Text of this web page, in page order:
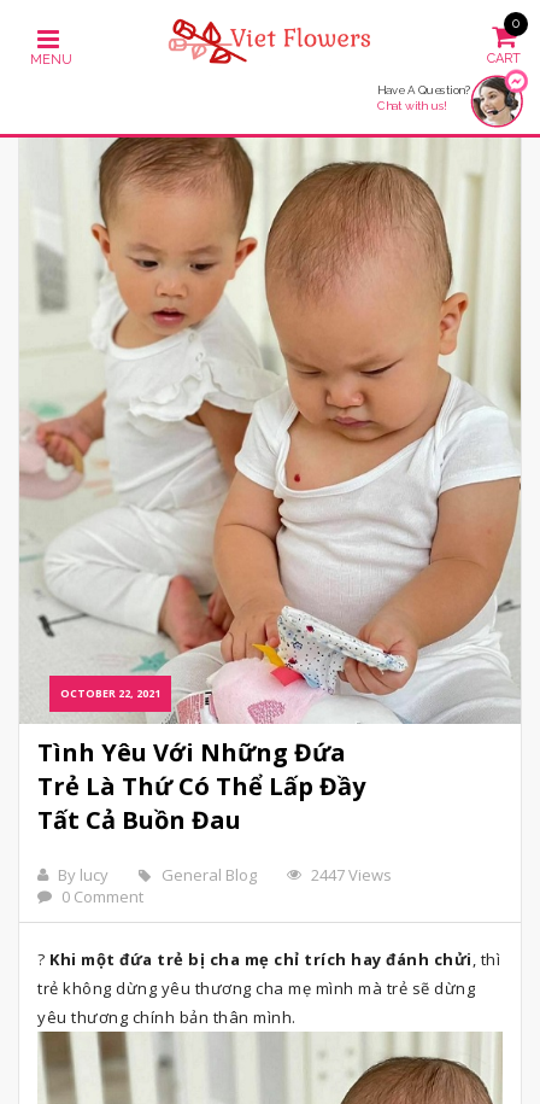
0
Have A Question?
Chat with us!
OCTOBER 22, 2021
Tình Yêu Với Những Đứa
Trẻ Là Thứ Có Thể Lấp Đầy
Tất Cả Buồn Đau
By lucy General Blog
2447 Views
0 Comment
? Khi một đứa trẻ bị cha mẹ chỉ trích hay đánh chửi , thì
trẻ không dừng yêu thương cha mẹ mình mà trẻ sẽ dừng
yêu thương chính bản thân mình.